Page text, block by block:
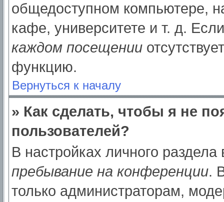
общедоступном компьютере,
кафе, университете и т. д.
каждом посещении
функцию.
Вернуться к началу
» Как сделать, чтобы я не
пользователей?
В настройках личного
пребывание на конференции.
только администраторам,